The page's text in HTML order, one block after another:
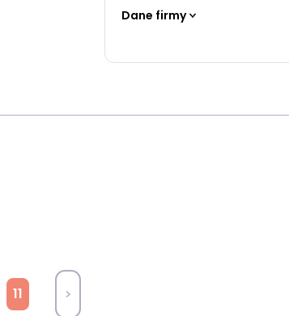
Dane firmy
11